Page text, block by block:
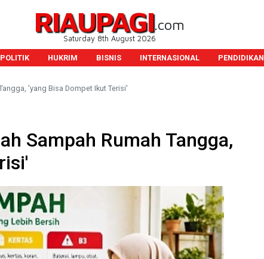
RIAUPAGI.com
Saturday 8th August 2026
POLITIK HUKRIM BISNIS INTERNASIONAL PENDIDIKAN
'yang Bisa Dompet Ikut Terisi'
Sampah Rumah Tangga,